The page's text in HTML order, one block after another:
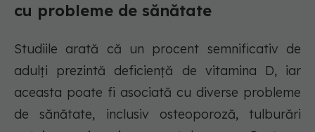
cu probleme de sănătate
Studiile arată că un procent semnificativ de
adulți prezintă deficiență de vitamina D, iar
aceasta poate fi asociată cu diverse probleme
de sănătate, inclusiv osteoporoză, tulburări